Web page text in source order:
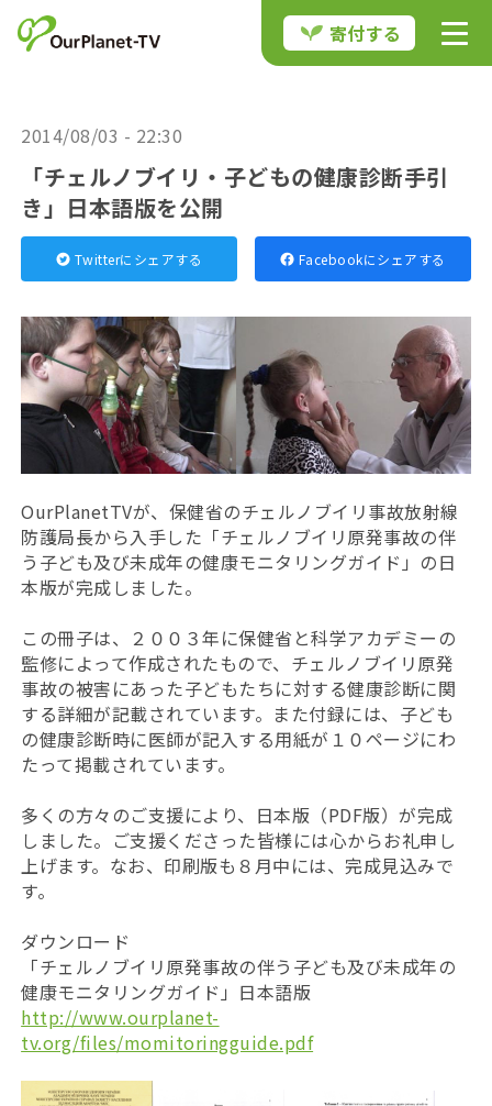
寄付する
2014/08/03 - 22:30
「チェルノブイリ・子どもの健康診断手引
き」日本語版を公開
Twitterにシェアする Facebookにシェアする
OurPlanetTVが、保健省のチェルノブイリ事故放射線
防護局長から入手した「チェルノブイリ原発事故の伴
う子ども及び未成年の健康モニタリングガイド」の日
本版が完成しました。
この冊子は、２００３年に保健省と科学アカデミーの
監修によって作成されたもので、チェルノブイリ原発
事故の被害にあった子どもたちに対する健康診断に関
する詳細が記載されています。また付録には、子ども
の健康診断時に医師が記入する用紙が１０ページにわ
たって掲載されています。
多くの方々のご支援により、日本版（PDF版）が完成
しました。ご支援くださった皆様には心からお礼申し
上げます。なお、印刷版も８月中には、完成見込みで
す。
ダウンロード
「チェルノブイリ原発事故の伴う子ども及び未成年の
健康モニタリングガイド」日本語版
http://www.ourplanet-
tv.org/files/momitoringguide.pdf